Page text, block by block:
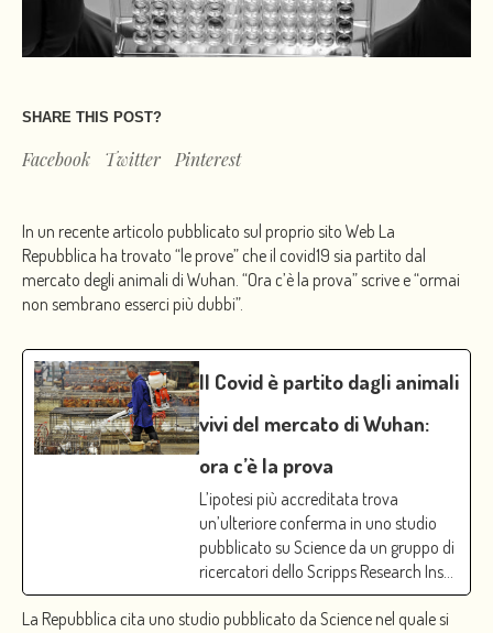
SHARE THIS POST?
Facebook Twitter Pinterest
In un recente articolo pubblicato sul proprio sito Web La
Repubblica ha trovato “le prove” che il covid19 sia partito dal
mercato degli animali di Wuhan. “Ora c’è la prova” scrive e “ormai
non sembrano esserci più dubbi”.
Il Covid è partito dagli animali
vivi del mercato di Wuhan:
ora c’è la prova
L’ipotesi più accreditata trova
un’ulteriore conferma in uno studio
pubblicato su Science da un gruppo di
ricercatori dello Scripps Research Ins…
La Repubblica cita uno studio pubblicato da Science nel quale si